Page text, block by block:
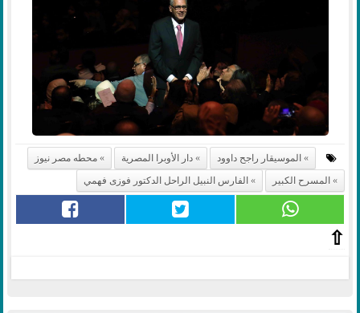
الموسيقار راجح داوود دار الأوبرا المصرية
محطه مصر نيوز
المسرح الكبير
الفارس النبيل الراحل الدكتور فوزى فهمي
⇧